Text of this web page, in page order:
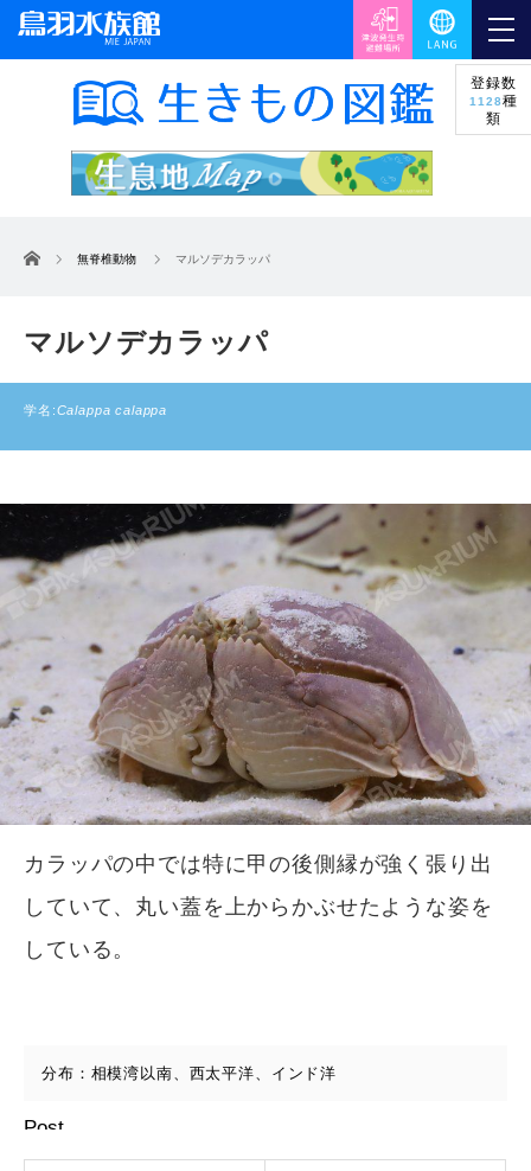
登録数
1128種
類
ホーム 無脊椎動物 マルソデカラッパ
マルソデカラッパ
学名:Calappa calappa
カラッパの中では特に甲の後側縁が強く張り出
していて、丸い蓋を上からかぶせたような姿を
している。
分布：相模湾以南、西太平洋、インド洋
Post